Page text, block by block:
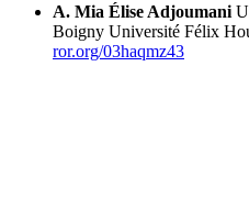
A. Mia Élise Adjoumani
Boigny Université Félix
ror.org/03haqmz43